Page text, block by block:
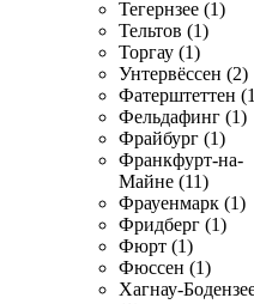
Тегернзее (1)
Тельтов (1)
Торгау (1)
Унтервёссен (2)
Фатерштеттен
Фельдафинг (1)
Фрайбург (1)
Франкфурт-на-
Майне (11)
Фрауенмарк (1)
Фридберг (1)
Фюрт (1)
Фюссен (1)
Хагнау-